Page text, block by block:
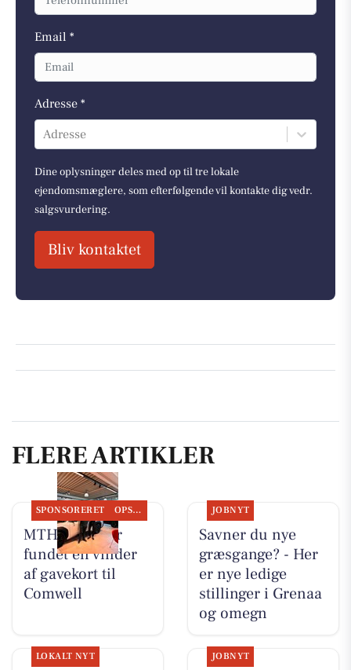
Email *
Adresse *
Adresse
Dine oplysninger deles med op til tre lokale
ejendomsmæglere, som efterfølgende vil kontakte dig vedr.
salgsvurdering.
Bliv kontaktet
FLERE ARTIKLER
SPONSORERET OPSLAGSTAVLEN
MTH Biler har
fundet en vinder
af gavekort til
Comwell
JOBNYT
Savner du nye
græsgange? - Her
er nye ledige
stillinger i Grenaa
og omegn
LOKALT NYT JOBNYT